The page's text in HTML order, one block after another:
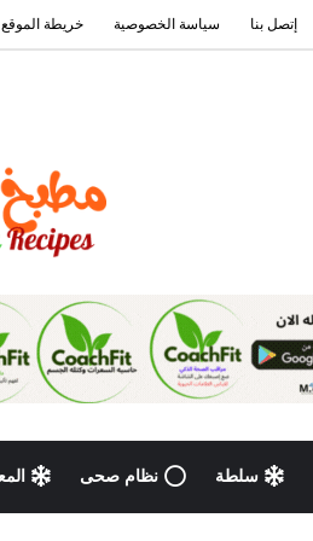
إتصل بنا سياسة الخصوصية خريطة الموقع
سلطة نظام صحى